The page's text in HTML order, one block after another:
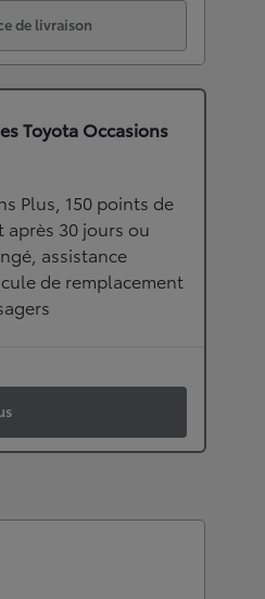
de livraison
Toyota Occasions
Plus, 150 points de
30 jours ou
assistance
de remplacement